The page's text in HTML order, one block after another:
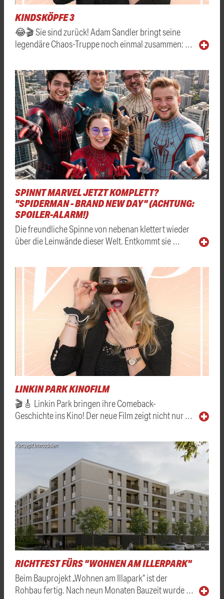
KINDSKÖPFE 3
😂🎬 Sie sind zurück! Adam Sandler bringt seine
legendäre Chaos-Truppe noch einmal zusammen: …
SPINNT MARVEL JETZT KOMPLETT?
"SPIDERMAN - BRAND NEW DAY" (ACHTUNG:
SPOILER-ALARM!)
Die freundliche Spinne von nebenan klettert wieder
über die Leinwände dieser Welt. Entkommt sie …
LINKIN PARK KINOFILM
🎬🎸 Linkin Park bringen ihre Comeback-
Geschichte ins Kino! Der neue Film zeigt nicht nur …
Konzept Immobilien
RICHTFEST FÜRS "WOHNEN AM ILLERPARK"
Beim Bauprojekt „Wohnen am Illapark“ ist der
Rohbau fertig. Nach neun Monaten Bauzeit wurde …